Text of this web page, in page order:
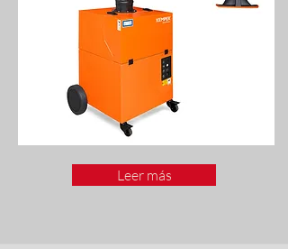
Leer más